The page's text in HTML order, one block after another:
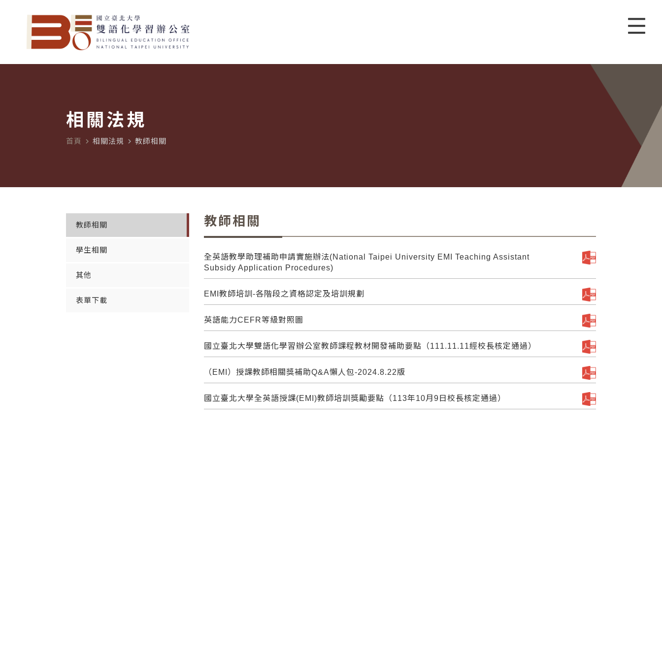
相關法規
首頁 navigate_next 相關法規 navigate_next 教師相關
教師相關
學生相關
其他
表單下載
教師相關
全英語教學助理補助申請實施辦法(National Taipei University EMI Teaching Assistant
Subsidy Application Procedures)
EMI教師培訓-各階段之資格認定及培訓規劃
英語能力CEFR等級對照圖
國立臺北大學雙語化學習辦公室教師課程教材開發補助要點（111.11.11經校長核定通過）
（EMI）授課教師相關獎補助Q&A懶人包-2024.8.22版
國立臺北大學全英語授課(EMI)教師培訓獎勵要點（113年10月9日校長核定通過）